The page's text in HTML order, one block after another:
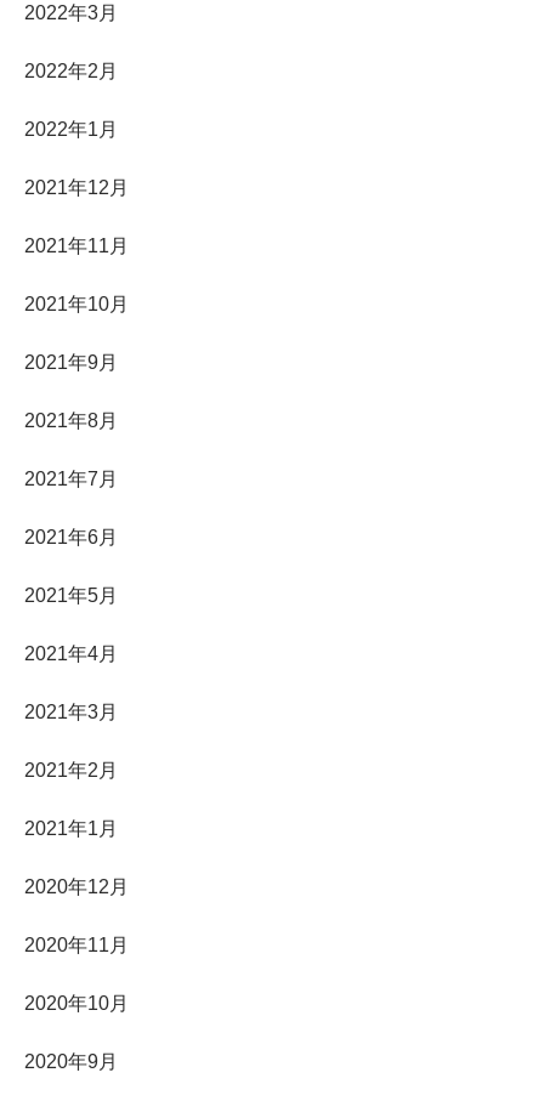
2022年3月
2022年2月
2022年1月
2021年12月
2021年11月
2021年10月
2021年9月
2021年8月
2021年7月
2021年6月
2021年5月
2021年4月
2021年3月
2021年2月
2021年1月
2020年12月
2020年11月
2020年10月
2020年9月